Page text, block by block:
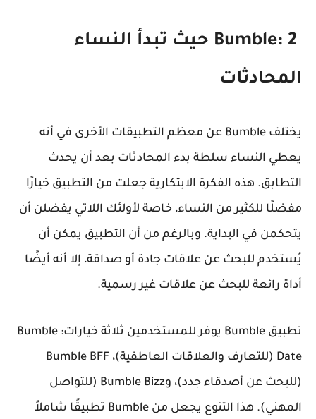
Bumble: 2 حيث تبدأ النساء
المحادثات
يختلف Bumble عن معظم التطبيقات الأخرى في أنه
يعطي النساء سلطة بدء المحادثات بعد أن يحدث
التطابق. هذه الفكرة الابتكارية جعلت من التطبيق خيارًا
مفضلًا للكثير من النساء، خاصة لأولئك اللاتي يفضلن أن
يتحكمن في البداية. وبالرغم من أن التطبيق يمكن أن
يُستخدم للبحث عن علاقات جادة أو صداقة، إلا أنه أيضًا
أداة رائعة للبحث عن علاقات غير رسمية.
تطبيق Bumble يوفر للمستخدمين ثلاثة خيارات: Bumble
Date (للتعارف والعلاقات العاطفية)، Bumble BFF
(للبحث عن أصدقاء جدد)، وBumble Bizz (للتواصل
المهني). هذا التنوع يجعل من Bumble تطبيقًا شاملاً